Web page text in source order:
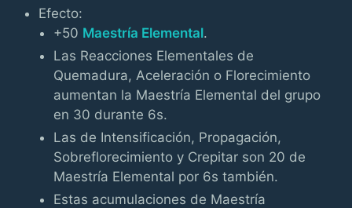
Efecto:
+50 Maestría Elemental.
Las Reacciones Elementales de
Quemadura, Aceleración o Florecimiento
aumentan la Maestría Elemental del grupo
en 30 durante 6s.
Las de Intensificación, Propagación,
Sobreflorecimiento y Crepitar son 20 de
Maestría Elemental por 6s también.
Estas acumulaciones de Maestría